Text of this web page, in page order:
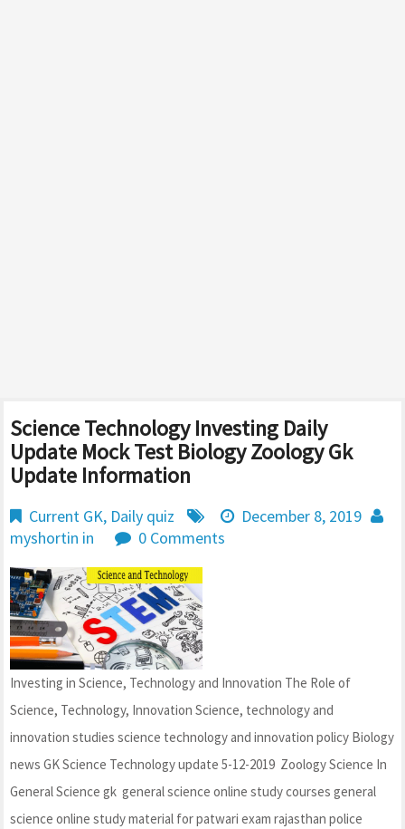
Science Technology Investing Daily
Update Mock Test Biology Zoology Gk
Update Information
Current GK, Daily quiz
December 8, 2019
myshortin in
0 Comments
Investing in Science, Technology and Innovation The Role of
Science, Technology, Innovation Science, technology and
innovation studies science technology and innovation policy Biology
news GK Science Technology update 5-12-2019 Zoology Science In
General Science gk general science online study courses general
science online study material for patwari exam rajasthan police